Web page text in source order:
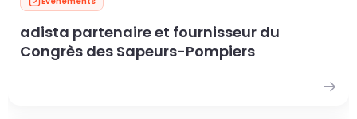
adista partenaire et fournisseur du
Congrès des Sapeurs-Pompiers